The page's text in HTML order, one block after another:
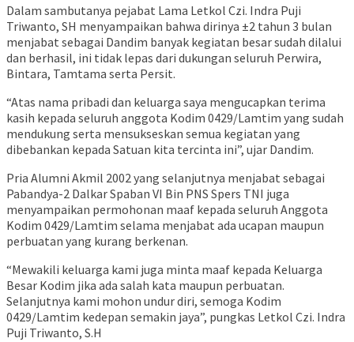
Dalam sambutanya pejabat Lama Letkol Czi. Indra Puji
Triwanto, SH menyampaikan bahwa dirinya ±2 tahun 3 bulan
menjabat sebagai Dandim banyak kegiatan besar sudah dilalui
dan berhasil, ini tidak lepas dari dukungan seluruh Perwira,
Bintara, Tamtama serta Persit.
“Atas nama pribadi dan keluarga saya mengucapkan terima
kasih kepada seluruh anggota Kodim 0429/Lamtim yang sudah
mendukung serta mensukseskan semua kegiatan yang
dibebankan kepada Satuan kita tercinta ini”, ujar Dandim.
Pria Alumni Akmil 2002 yang selanjutnya menjabat sebagai
Pabandya-2 Dalkar Spaban VI Bin PNS Spers TNI juga
menyampaikan permohonan maaf kepada seluruh Anggota
Kodim 0429/Lamtim selama menjabat ada ucapan maupun
perbuatan yang kurang berkenan.
“Mewakili keluarga kami juga minta maaf kepada Keluarga
Besar Kodim jika ada salah kata maupun perbuatan.
Selanjutnya kami mohon undur diri, semoga Kodim
0429/Lamtim kedepan semakin jaya”, pungkas Letkol Czi. Indra
Puji Triwanto, S.H